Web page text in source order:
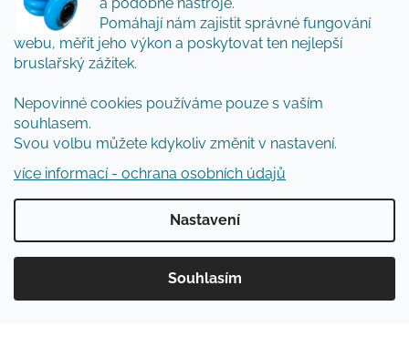
Pomáhají nám zajistit správné fungování
webu, měřit jeho výkon a poskytovat ten nejlepší
bruslařský zážitek.
Nepovinné cookies používáme pouze s vaším
souhlasem.
Svou volbu můžete kdykoliv změnit v nastavení.
více informací - ochrana osobních údajů
Nastavení
Souhlasím
novinky a tipy.
E-mail
Vložením e-mailu souhlasíte spodmínkami
ochrany osobních údajů
PŘIHLÁSIT SE
Vytvořil Shoptet
Inlinespecial
vyhrazena.Upravit nastavení cookies